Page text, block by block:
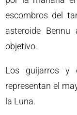
escombros del
asteroide
objetivo.
Los guijarros y
representan el
la Luna.